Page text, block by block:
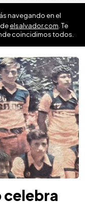
navegando en el
elsalvador.com . Te
coincidimos todos.
celebra